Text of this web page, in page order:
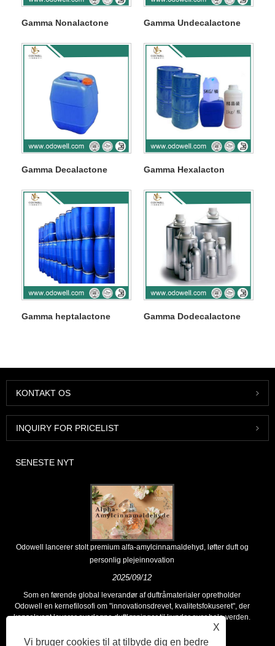
Gamma Nonalactone Gamma Undecalactone
Gamma Decalactone Gamma Hexalacton
Gamma heptalactone Gamma Dodecalactone
KONTAKT OS
INQUIRY FOR PRICELIST
SENESTE NYT
Odowell lancerer stolt premium alfa-amylcinnamaldehyd, løfter duft og
personlig plejeinnovation
2025/09/12
Som en førende global leverandør af duftråmaterialer opretholder
Odowell en kernefilosofi om "innovationsdrevet, kvalitetsfokuseret", der
konsekvent leverer overlegne duftløsninger til kunder over hele verden.
X
Vi bruger cookies til at tilbyde dig en bedre